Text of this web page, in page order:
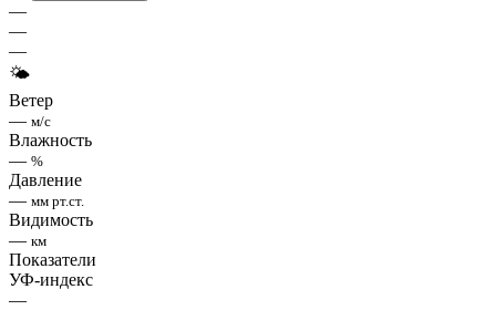
—
—
—
🌤
Ветер
— м/с
Влажность
— %
Давление
— мм рт.ст.
Видимость
— км
Показатели
УФ-индекс
—